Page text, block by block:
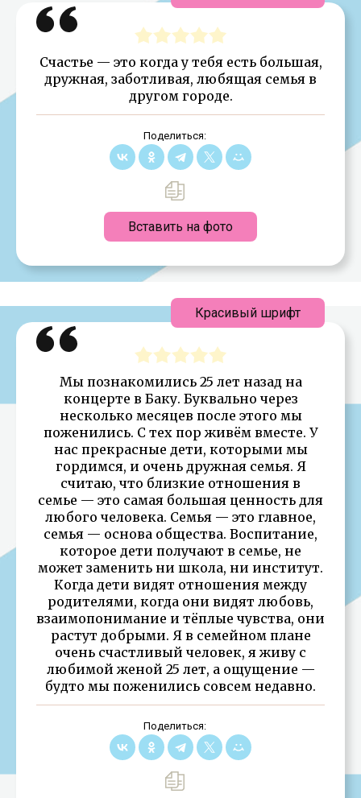
Счастье — это когда у тебя есть большая,
дружная, заботливая, любящая семья в
другом городе.
Поделиться:
Вставить на фото
Мы познакомились 25 лет назад на
концерте в Баку. Буквально через
несколько месяцев после этого мы
поженились. С тех пор живём вместе. У
нас прекрасные дети, которыми мы
гордимся, и очень дружная семья. Я
считаю, что близкие отношения в
семье — это самая большая ценность для
любого человека. Семья — это главное,
семья — основа общества. Воспитание,
которое дети получают в семье, не
может заменить ни школа, ни институт.
Когда дети видят отношения между
родителями, когда они видят любовь,
взаимопонимание и тёплые чувства, они
растут добрыми. Я в семейном плане
очень счастливый человек, я живу с
любимой женой 25 лет, а ощущение —
будто мы поженились совсем недавно.
Поделиться:
Красивый шрифт